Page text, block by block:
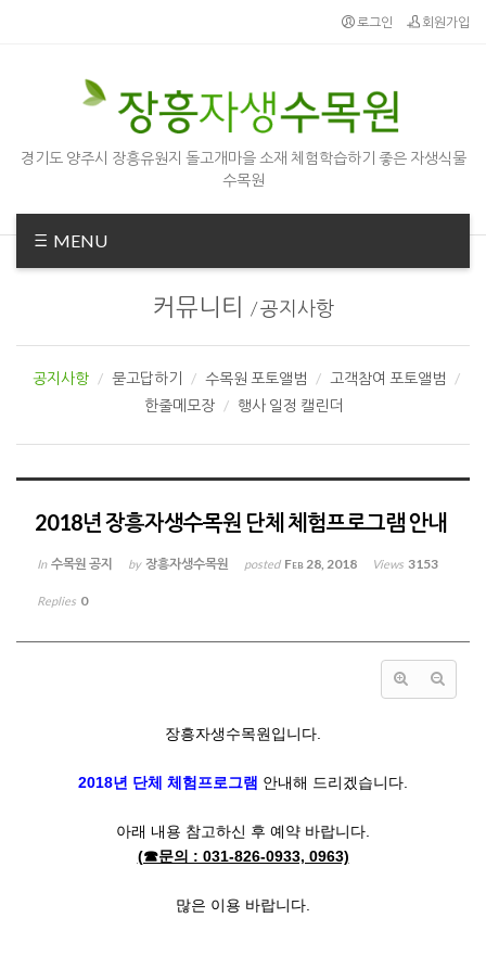
로그인 회원가입
경기도 양주시 장흥유원지 돌고개마을 소재 체험학습하기 좋은 자생식물
수목원
MENU
커뮤니티 /공지사항
공지사항 묻고답하기 수목원 포토앨범
고객참여 포토앨범
한줄메모장
행사 일정 캘린더
2018년 장흥자생수목원 단체 체험프로그램 안내
In 수목원 공지 by 장흥자생수목원 posted Feb 28, 2018 Views 3153
Replies 0
장흥자생수목원입니다.
2018년 단체 체험프로그램 안내해 드리겠습니다.
아래 내용 참고하신 후 예약 바랍니다.
(☎문의 : 031-826-0933, 0963)
많은 이용 바랍니다.